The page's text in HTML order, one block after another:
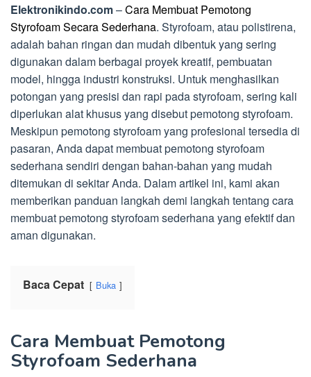
Elektronikindo.com–Cara Membuat Pemotong
Styrofoam Secara Sederhana. Styrofoam, atau polistirena,
adalah bahan ringan dan mudah dibentuk yang sering
digunakan dalam berbagai proyek kreatif, pembuatan
model, hingga industri konstruksi. Untuk menghasilkan
potongan yang presisi dan rapi pada styrofoam, sering kali
diperlukan alat khusus yang disebut pemotong styrofoam.
Meskipun pemotong styrofoam yang profesional tersedia di
pasaran, Anda dapat membuat pemotong styrofoam
sederhana sendiri dengan bahan-bahan yang mudah
ditemukan di sekitar Anda. Dalam artikel ini, kami akan
memberikan panduan langkah demi langkah tentang cara
membuat pemotong styrofoam sederhana yang efektif dan
aman digunakan.
Baca Cepat Buka
Cara Membuat Pemotong
Styrofoam Sederhana